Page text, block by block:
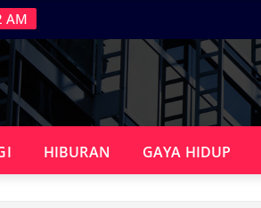
AM
HIBURAN GAYA HIDUP